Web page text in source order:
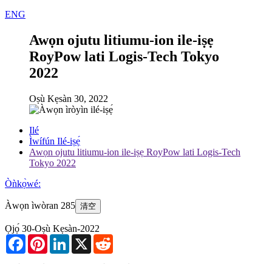
ENG
Awọn ojutu litiumu-ion ile-iṣẹ
RoyPow lati Logis-Tech Tokyo
2022
Oṣù Kẹsàn 30, 2022
Ilé
Ìwífún Ilé-iṣẹ́
Awọn ojutu litiumu-ion ile-iṣẹ RoyPow lati Logis-Tech
Tokyo 2022
Òǹkọ̀wé:
Àwọn ìwòran 285 清空
Ọjọ́ 30-Oṣù Kẹsàn-2022
FacebookPinterestLinkedIn
X